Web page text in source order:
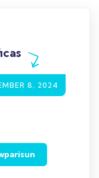
8, 2024